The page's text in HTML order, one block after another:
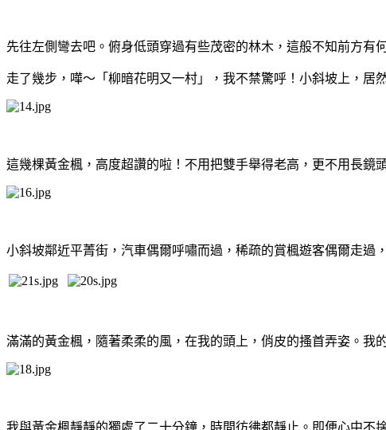
先往左側彎去吧。俯身低頭穿過有些茂密的林木，這般不知前方有
走了幾步，嘩～「柳暗花明又一村」，我不禁驚呼！小斜坡上，居
這幾棵黃金楓，高度超讚的啦！不用把雙手舉得老高，更不用長鏡
小斜坡鄰近平菁街，汽車偶爾呼嘯而過，稀疏的賞楓遊客偶爾走過
滿滿的黃金楓，隨著柔柔的風，在我的頭上，俏皮的搔首弄姿。
我與黃金楓靜靜的獨處了二十分鐘，時間彷彿都靜止。即便心中不